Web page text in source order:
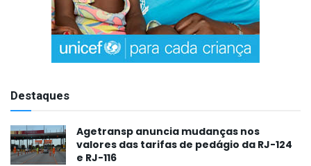
Destaques
Agetransp anuncia mudanças nos
valores das tarifas de pedágio da RJ-124
e RJ-116